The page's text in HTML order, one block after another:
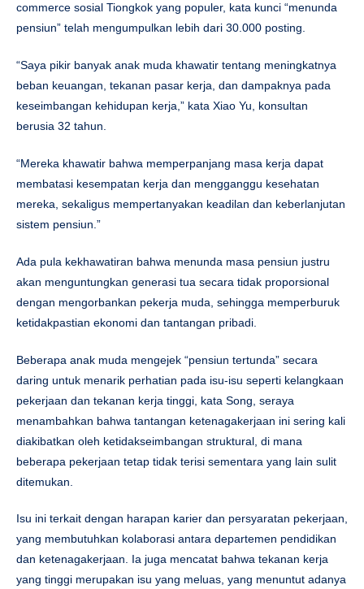
commerce sosial Tiongkok yang populer, kata kunci “menunda
pensiun” telah mengumpulkan lebih dari 30.000 posting.
“Saya pikir banyak anak muda khawatir tentang meningkatnya
beban keuangan, tekanan pasar kerja, dan dampaknya pada
keseimbangan kehidupan kerja,” kata Xiao Yu, konsultan
berusia 32 tahun.
“Mereka khawatir bahwa memperpanjang masa kerja dapat
membatasi kesempatan kerja dan mengganggu kesehatan
mereka, sekaligus mempertanyakan keadilan dan keberlanjutan
sistem pensiun.”
Ada pula kekhawatiran bahwa menunda masa pensiun justru
akan menguntungkan generasi tua secara tidak proporsional
dengan mengorbankan pekerja muda, sehingga memperburuk
ketidakpastian ekonomi dan tantangan pribadi.
Beberapa anak muda mengejek “pensiun tertunda” secara
daring untuk menarik perhatian pada isu-isu seperti kelangkaan
pekerjaan dan tekanan kerja tinggi, kata Song, seraya
menambahkan bahwa tantangan ketenagakerjaan ini sering kali
diakibatkan oleh ketidakseimbangan struktural, di mana
beberapa pekerjaan tetap tidak terisi sementara yang lain sulit
ditemukan.
Isu ini terkait dengan harapan karier dan persyaratan pekerjaan,
yang membutuhkan kolaborasi antara departemen pendidikan
dan ketenagakerjaan. Ia juga mencatat bahwa tekanan kerja
yang tinggi merupakan isu yang meluas, yang menuntut adanya